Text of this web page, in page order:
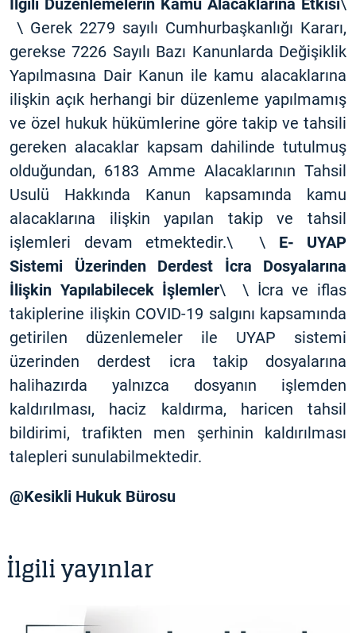
İlgili Düzenlemelerin Kamu Alacaklarına Etkisi\
\ Gerek 2279 sayılı Cumhurbaşkanlığı Kararı,
gerekse 7226 Sayılı Bazı Kanunlarda Değişiklik
Yapılmasına Dair Kanun ile kamu alacaklarına
ilişkin açık herhangi bir düzenleme yapılmamış
ve özel hukuk hükümlerine göre takip ve tahsili
gereken alacaklar kapsam dahilinde tutulmuş
olduğundan, 6183 Amme Alacaklarının Tahsil
Usulü Hakkında Kanun kapsamında kamu
alacaklarına ilişkin yapılan takip ve tahsil
işlemleri devam etmektedir.\ \ E- UYAP
Sistemi Üzerinden Derdest İcra Dosyalarına
İlişkin Yapılabilecek İşlemler\ \ İcra ve iflas
takiplerine ilişkin COVID-19 salgını kapsamında
getirilen düzenlemeler ile UYAP sistemi
üzerinden derdest icra takip dosyalarına
halihazırda yalnızca dosyanın işlemden
kaldırılması, haciz kaldırma, haricen tahsil
bildirimi, trafikten men şerhinin kaldırılması
talepleri sunulabilmektedir.
@Kesikli Hukuk Bürosu
İlgili yayınlar